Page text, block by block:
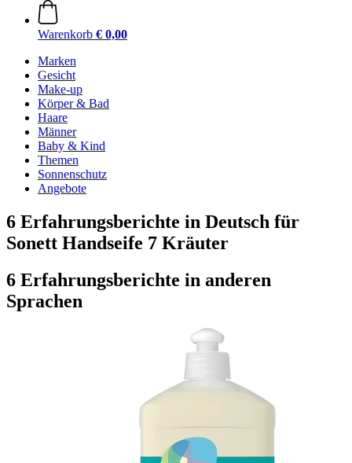
Warenkorb € 0,00
Marken
Gesicht
Make-up
Körper & Bad
Haare
Männer
Baby & Kind
Themen
Sonnenschutz
Angebote
6 Erfahrungsberichte in Deutsch für
Sonett Handseife 7 Kräuter
6 Erfahrungsberichte in anderen
Sprachen